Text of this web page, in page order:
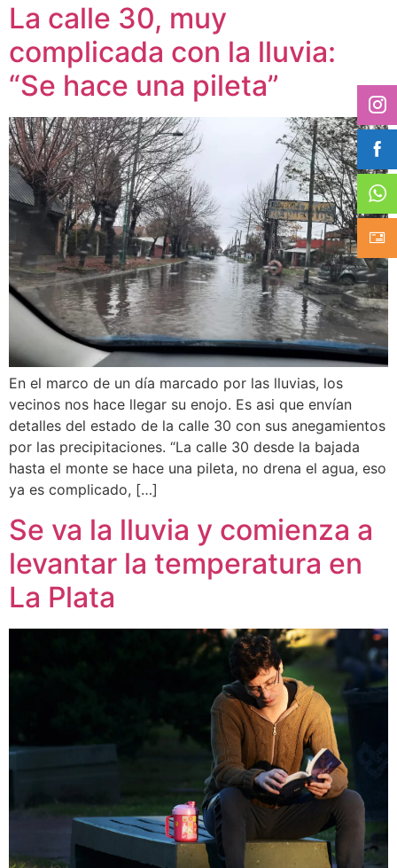
La calle 30, muy
complicada con la lluvia:
“Se hace una pileta”
En el marco de un día marcado por las lluvias, los
vecinos nos hace llegar su enojo. Es asi que envían
detalles del estado de la calle 30 con sus anegamientos
por las precipitaciones. “La calle 30 desde la bajada
hasta el monte se hace una pileta, no drena el agua, eso
ya es complicado, […]
Se va la lluvia y comienza a
levantar la temperatura en
La Plata